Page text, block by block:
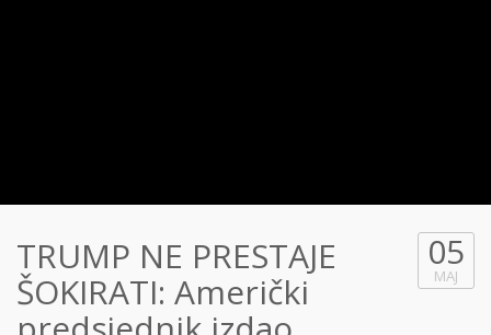
TRUMP NE PRESTAJE
ŠOKIRATI: Američki
05
MAJ